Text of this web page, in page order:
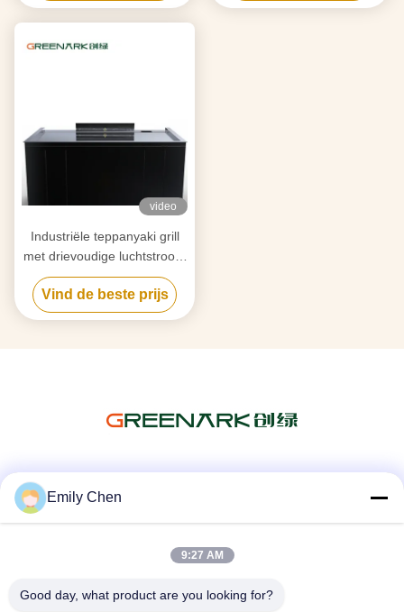
Apparatuurleverancier
verwarming
video
Industriële teppanyaki grill
met drievoudige luchtstroom
rookreiniging en anti-
verstoppingstechnologie
Vind de beste prijs
Emily Chen
9:27 AM
Good day, what product are you looking for?